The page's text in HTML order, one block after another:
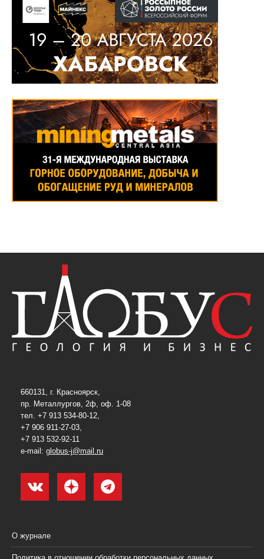
660131, г. Красноярск,
пр. Металлургов, 2ф, оф. 1-08
тел. +7 913 534-80-12,
+7 906 911-27-03,
+7 913 532-92-11
e-mail: globus-j@mail.ru
О журнале